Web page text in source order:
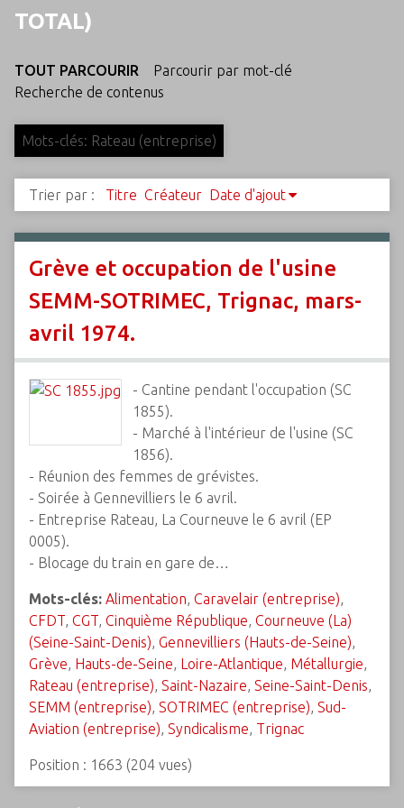
TOTAL)
TOUT PARCOURIR
Parcourir par mot-clé
Recherche de contenus
Mots-clés: Rateau (entreprise)
Trier par : Titre Créateur Date d'ajout
Grève et occupation de l'usine
SEMM-SOTRIMEC, Trignac, mars-
avril 1974.
- Cantine pendant l'occupation (SC
1855).
- Marché à l'intérieur de l'usine (SC
1856).
- Réunion des femmes de grévistes.
- Soirée à Gennevilliers le 6 avril.
- Entreprise Rateau, La Courneuve le 6 avril (EP
0005).
- Blocage du train en gare de…
Mots-clés: Alimentation, Caravelair (entreprise),
CFDT, CGT, Cinquième République, Courneuve (La)
(Seine-Saint-Denis), Gennevilliers (Hauts-de-Seine),
Grève, Hauts-de-Seine, Loire-Atlantique, Métallurgie,
Rateau (entreprise), Saint-Nazaire, Seine-Saint-Denis,
SEMM (entreprise), SOTRIMEC (entreprise), Sud-
Aviation (entreprise), Syndicalisme, Trignac
Position : 1663 (204 vues)